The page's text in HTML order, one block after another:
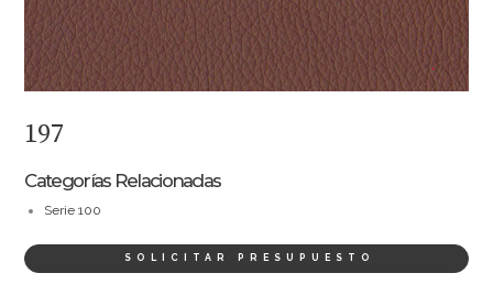
197
Categorías Relacionadas
Serie 100
SOLICITAR PRESUPUESTO